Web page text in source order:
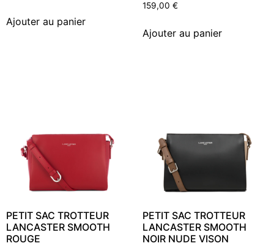
Ajouter au panier
159,00 €
Ajouter au panier
PETIT SAC TROTTEUR
LANCASTER SMOOTH
ROUGE
PETIT SAC TROTTEUR
LANCASTER SMOOTH
NOIR NUDE VISON